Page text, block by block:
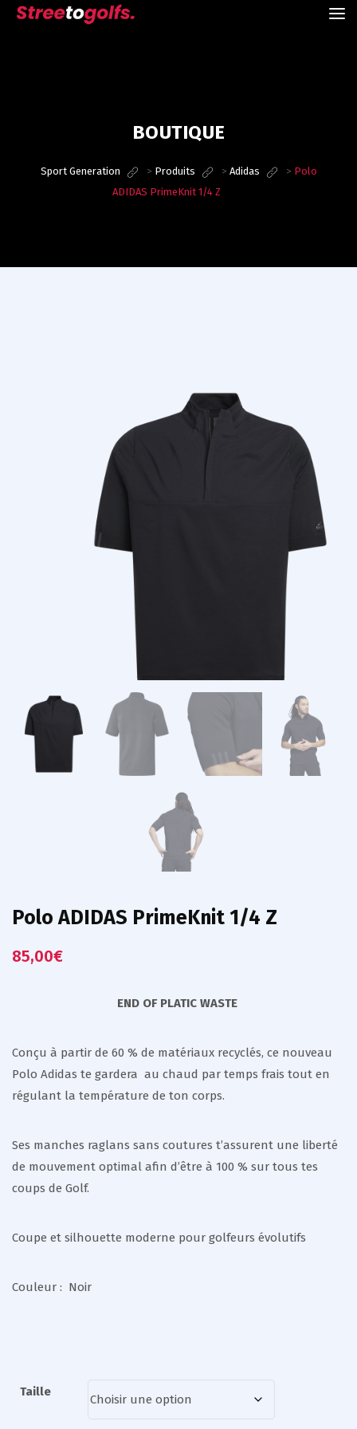
BOUTIQUE
Sport Generation > Produits > Adidas > Polo
ADIDAS PrimeKnit 1/4 Z
Polo ADIDAS PrimeKnit 1/4 Z
85,00€
END OF PLATIC WASTE
Conçu à partir de 60 % de matériaux recyclés, ce nouveau
Polo Adidas te gardera au chaud par temps frais tout en
régulant la température de ton corps.
Ses manches raglans sans coutures t’assurent une liberté
de mouvement optimal afin d’être à 100 % sur tous tes
coups de Golf.
Coupe et silhouette moderne pour golfeurs évolutifs
Couleur : Noir
Taille